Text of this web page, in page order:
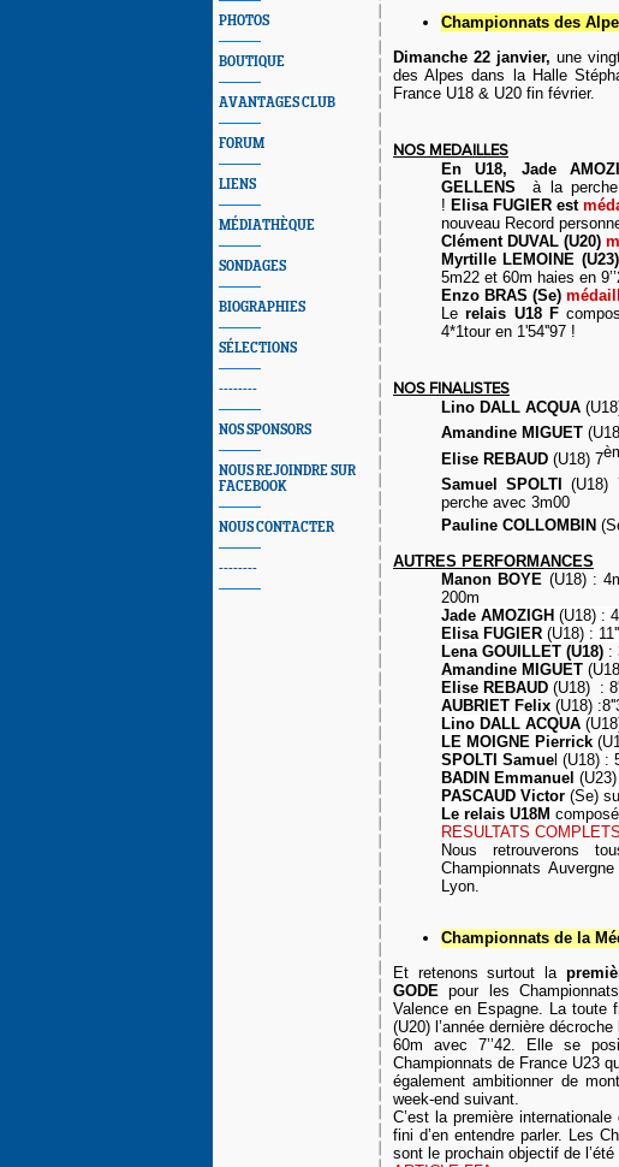
PHOTOS
BOUTIQUE
AVANTAGES CLUB
FORUM
LIENS
MÉDIATHÈQUE
SONDAGES
BIOGRAPHIES
SÉLECTIONS
--------
NOS SPONSORS
NOUS REJOINDRE SUR
FACEBOOK
NOUS CONTACTER
--------
Championnats des
Dimanche 22 janvier, une
des Alpes dans la Halle
France U18 & U20 fin février.
NOS MEDAILLES
En U18, Jade
GELLENS
à la
! Elisa FUGIER est
nouveau Record
Clément DUVAL (U20)
Myrtille LEMOINE (U23)
5m22 et 60m haies en
Enzo BRAS (Se)
Lerelais U18 F
4*1tour en 1'54''97 !
NOS FINALISTES
Lino DALL ACQUA
Amandine MIGUET
Elise REBAUD (U18) 7
Samuel SPOLTI
(U18)
perche avec 3m00
Pauline COLLOMBIN
AUTRES PERFORMANCES
Manon BOYE (U18) :
200m
Jade AMOZIGH (U18) :
Elisa FUGIER (U18) :
Lena GOUILLET (U18) :
Amandine MIGUET
Elise REBAUD (U18) :
AUBRIET Felix (U18)
Lino DALL ACQUA
LE MOIGNE Pierrick
SPOLTI Samuel (U18) :
BADIN Emmanuel
PASCAUD Victor (Se)
Le relais U18M
RESULTATS COMPLETS
Nous retrouverons
Championnats
Lyon.
Championnats de la
Et retenons surtout la
GODE pour les
Valence en Espagne. La toute
(U20) l’année dernière
60m avec 7’’42. Elle se
Championnats de France U23
également ambitionner de
week-end suivant.
C’est la première
fini d’en entendre parler. Les
sont le prochain objectif de l’été